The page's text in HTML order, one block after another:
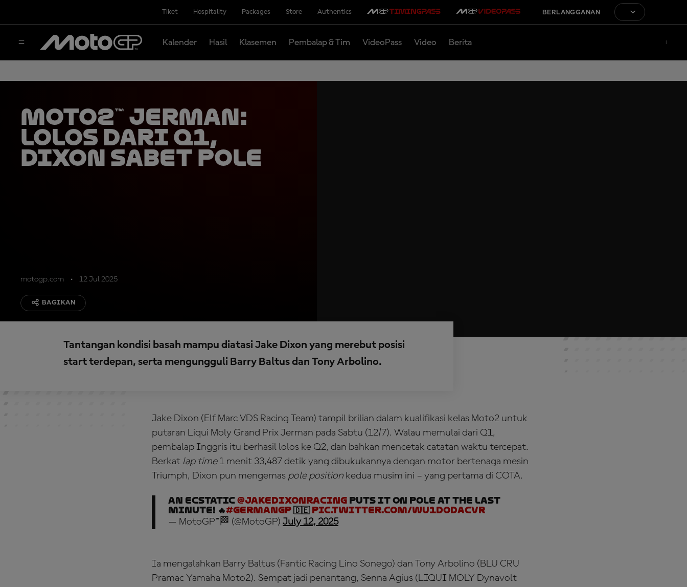
Tiket Hospitality Packages Store Authentics BERLANGGANAN
Kalender Hasil Klasemen Pembalap & Tim VideoPass Video Berita
Moto2™ Jerman:
Lolos dari Q1,
Dixon Sabet Pole
motogp.com 12 Jul 2025
BAGIKAN
Tantangan kondisi basah mampu diatasi Jake Dixon yang merebut posisi
start terdepan, serta mengungguli Barry Baltus dan Tony Arbolino.
Jake Dixon (Elf Marc VDS Racing Team) tampil brilian dalam kualifikasi kelas Moto2 untuk
putaran Liqui Moly Grand Prix Jerman pada Sabtu (12/7). Walau memulai dari Q1,
pembalap Inggris itu berhasil lolos ke Q2, dan bahkan mencetak catatan waktu tercepat.
Berkat lap time 1 menit 33,487 detik yang dibukukannya dengan motor bertenaga mesin
Triumph, Dixon pun mengemas pole position kedua musim ini – yang pertama di COTA.
An ECSTATIC @jakedixonracing puts it on POLE at the last
minute! 🔥#GermanGP🇩🇪pic.twitter.com/Wu1DoDACvr
— MotoGP™🏁 (@MotoGP) July 12, 2025
Ia mengalahkan Barry Baltus (Fantic Racing Lino Sonego) dan Tony Arbolino (BLU CRU
Pramac Yamaha Moto2). Sempat jadi penantang, Senna Agius (LIQUI MOLY Dynavolt